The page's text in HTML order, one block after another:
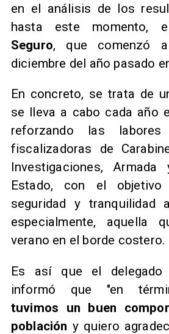
en el análisis de los
hasta este momento,
Seguro, que comenzó
diciembre del año pasado
En concreto, se trata de
se lleva a cabo cada año
reforzando las
fiscalizadoras de
Investigaciones,
Estado, con el
seguridad y tranquilidad
especialmente, aquella
verano en el borde costero.
​Es así que el delegado
informó que "en
tuvimos un buen
población y quiero